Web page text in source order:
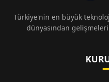
Türkiye'nin en büyük
dünyasından